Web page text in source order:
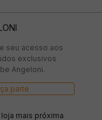
seu acesso aos
exclusivos
Angeloni.
parte
loja mais próxima